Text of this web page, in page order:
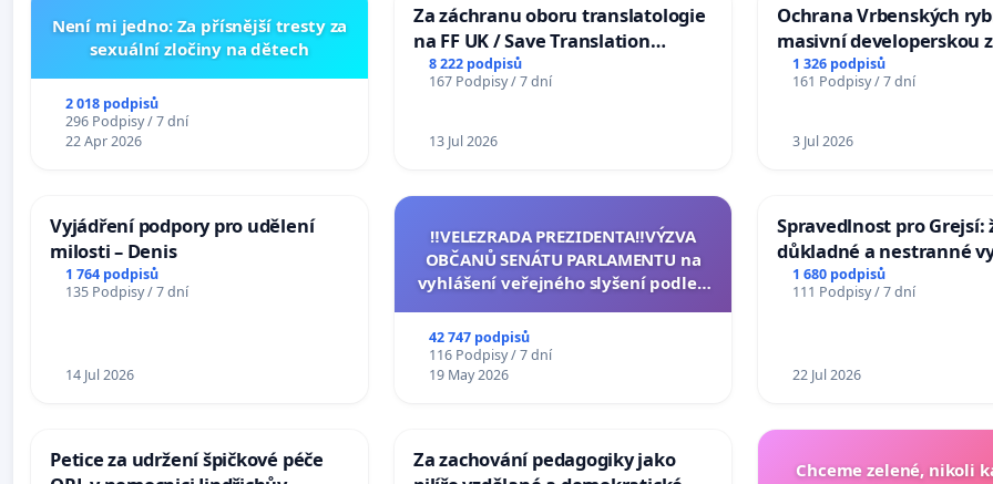
Není mi jedno: Za přísnější tresty za
sexuální zločiny na dětech
2 018 podpisů
296 Podpisy / 7 dní
22 Apr 2026
Za záchranu oboru translatologie
na FF UK / Save Translation
Studies at the Faculty of Arts,
Charles University
8 222 podpisů
167 Podpisy / 7 dní
13 Jul 2026
Ochrana Vrbenských
masivní developerskou
1 326 podpisů
161 Podpisy / 7 dní
3 Jul 2026
Vyjádření podpory pro udělení
milosti – Denis
1 764 podpisů
135 Podpisy / 7 dní
14 Jul 2026
‼️VELEZRADA PREZIDENTA‼️VÝZVA
OBČANŮ SENÁTU PARLAMENTU na
vyhlášení veřejného slyšení podle §
na přijetí usnesení k podání ústavní
žaloby na prezidenta republiky
42 747 podpisů
116 Podpisy / 7 dní
19 May 2026
Spravedlnost pro Grejsí:
důkladné a nestranné
1 680 podpisů
111 Podpisy / 7 dní
22 Jul 2026
Petice za udržení špičkové péče
Za zachování pedagogiky jako
Chceme zelené, nikoli